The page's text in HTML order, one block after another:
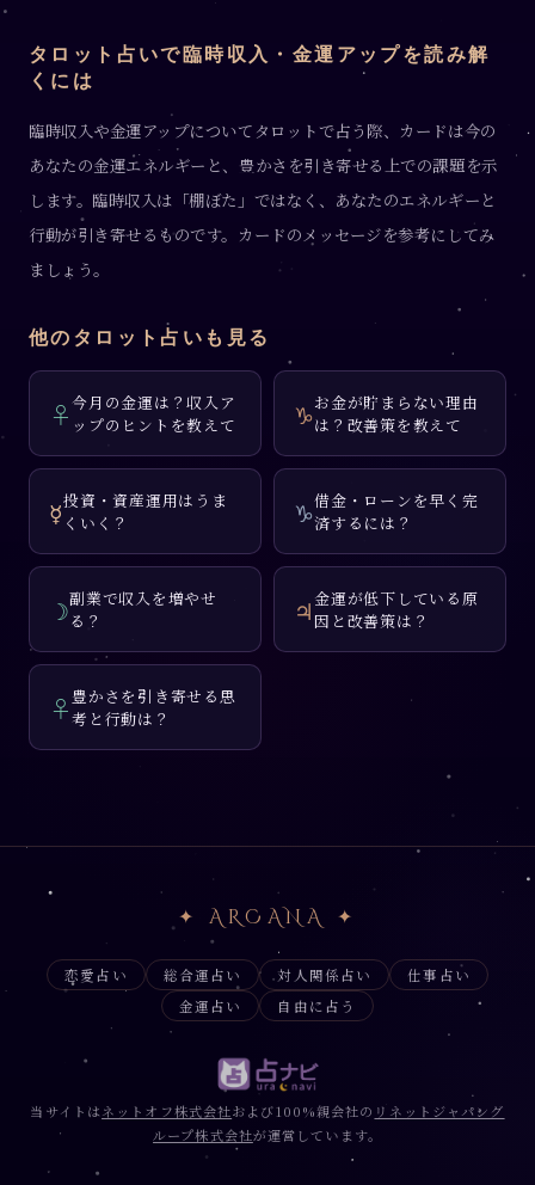
タロット占いで臨時収入・金運アップを読み解
くには
臨時収入や金運アップについてタロットで占う際、カードは今の
あなたの金運エネルギーと、豊かさを引き寄せる上での課題を示
します。臨時収入は「棚ぼた」ではなく、あなたのエネルギーと
行動が引き寄せるものです。カードのメッセージを参考にしてみ
ましょう。
他のタロット占いも見る
♀今月の金運は？収入ア
ップのヒントを教えて
♑お金が貯まらない理由
は？改善策を教えて
☿投資・資産運用はうま
くいく？
♑借金・ローンを早く完
済するには？
☽副業で収入を増やせ
る？
♃ 金運が低下している原
因と改善策は？
♀ 豊かさを引き寄せる思
考と行動は？
✦ ARCANA ✦
恋愛占い 総合運占い 対人関係占い
仕事占い
金運占い
自由に占う
当サイトはネットオフ株式会社および100%親会社の リネットジャパング
ループ株式会社が運営しています。